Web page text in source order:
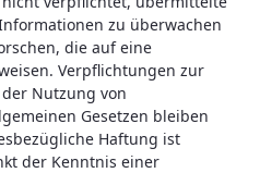
zu überwachen
die auf eine
Verpflichtungen zur
Nutzung von
Gesetzen bleiben
Haftung ist
der Kenntnis einer